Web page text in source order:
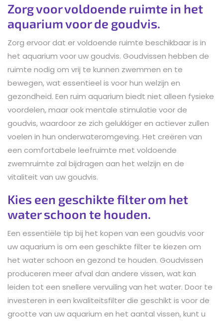
Zorg voor voldoende ruimte in het
aquarium voor de goudvis.
Zorg ervoor dat er voldoende ruimte beschikbaar is in
het aquarium voor uw goudvis. Goudvissen hebben de
ruimte nodig om vrij te kunnen zwemmen en te
bewegen, wat essentieel is voor hun welzijn en
gezondheid. Een ruim aquarium biedt niet alleen fysieke
voordelen, maar ook mentale stimulatie voor de
goudvis, waardoor ze zich gelukkiger en actiever zullen
voelen in hun onderwateromgeving. Het creëren van
een comfortabele leefruimte met voldoende
zwemruimte zal bijdragen aan het welzijn en de
vitaliteit van uw goudvis.
Kies een geschikte filter om het
water schoon te houden.
Een essentiële tip bij het kopen van een goudvis voor
uw aquarium is om een geschikte filter te kiezen om
het water schoon en gezond te houden. Goudvissen
produceren meer afval dan andere vissen, wat kan
leiden tot een snellere vervuiling van het water. Door te
investeren in een kwaliteitsfilter die geschikt is voor de
grootte van uw aquarium en het aantal vissen, kunt u